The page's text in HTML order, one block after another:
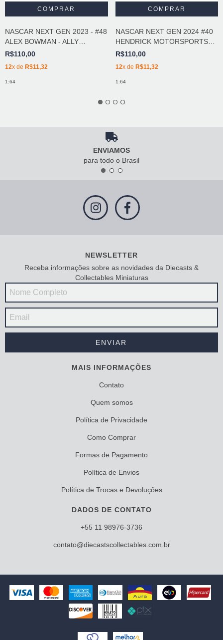
NASCAR NEXT GEN 2023 - #48
ALEX BOWMAN - ALLY
DARLINGTON THROWBACK
R$110,00
12x de R$11,32
1:64
NASCAR NEXT GEN 2024 #40
HENDRICK MOTORSPORTS
40TH ANNIVERSARY
R$110,00
12x de R$11,32
1:64
ENVIAMOS
para todo o Brasil
NEWSLETTER
Receba informações sobre as novidades da Diecasts &
Collectables Miniaturas
MAIS INFORMAÇÕES
Contato
Quem somos
Política de Privacidade
Como Comprar
Formas de Pagamento
Política de Envios
Política de Trocas e Devoluções
DADOS DE CONTATO
+55 11 98976-3736
contato@diecastscollectables.com.br